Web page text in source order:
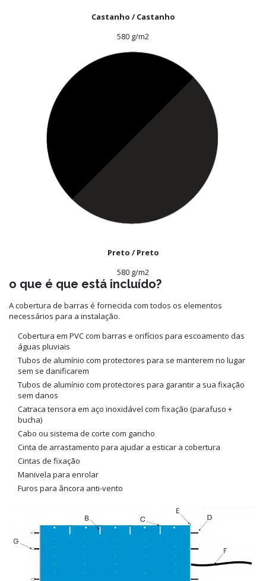
Castanho / Castanho
580 g/m2
Preto / Preto
580 g/m2
o que é que está incluído?
A cobertura de barras é fornecida com todos os elementos
necessários para a instalação.
Cobertura em PVC com barras e orifícios para escoamento das
águas pluviais
Tubos de alumínio com protectores para se manterem no lugar
sem se danificarem
Tubos de alumínio com protectores para garantir a sua fixação
sem danos
Catraca tensora em aço inoxidável com fixação (parafuso +
bucha)
Cabo ou sistema de corte com gancho
Cinta de arrastamento para ajudar a esticar a cobertura
Cintas de fixação
Manivela para enrolar
Furos para âncora anti-vento